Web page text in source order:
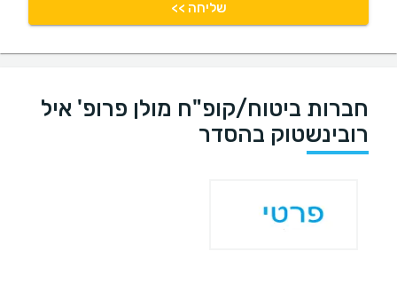
שליחה >>
חברות ביטוח/קופ"ח מולן פרופ' איל
רובינשטוק בהסדר